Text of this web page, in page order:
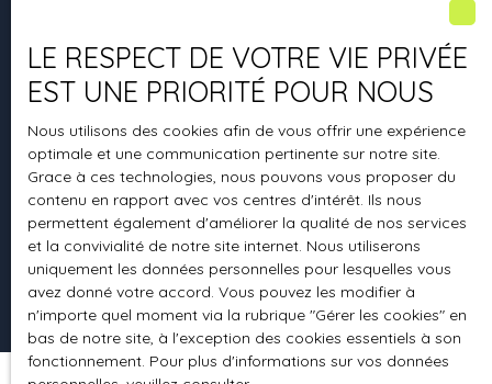
27 Rue de la Révolution
87400 Saint-Léonard-de-Noblat
LE RESPECT DE VOTRE VIE PRIVÉE
EST UNE PRIORITÉ POUR NOUS
Nous utilisons des cookies afin de vous offrir une expérience
optimale et une communication pertinente sur notre site.
Grace à ces technologies, nous pouvons vous proposer du
contenu en rapport avec vos centres d'intérêt. Ils nous
permettent également d'améliorer la qualité de nos services
et la convivialité de notre site internet. Nous utiliserons
uniquement les données personnelles pour lesquelles vous
avez donné votre accord. Vous pouvez les modifier à
n'importe quel moment via la rubrique ″Gérer les cookies″ en
bas de notre site, à l'exception des cookies essentiels à son
fonctionnement. Pour plus d'informations sur vos données